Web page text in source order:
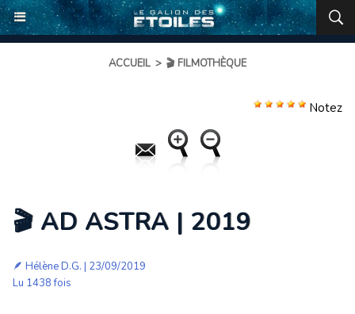
ACCUEIL > 🎬 FILMOTHÈQUE
Notez
🎬 AD ASTRA | 2019
🪶 Hélène D.G. | 23/09/2019
Lu 1438 fois